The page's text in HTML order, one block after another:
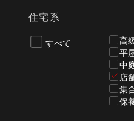
住宅系
すべて 高
平
中
店
集
保